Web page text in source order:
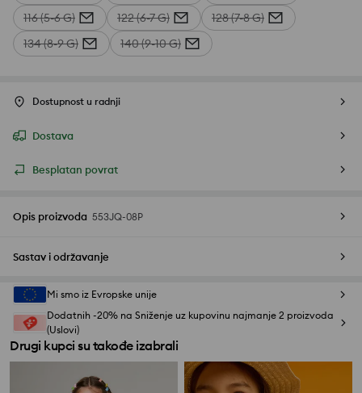
116 (5-6 G)
122 (6-7 G)
128 (7-8 G)
134 (8-9 G)
140 (9-10 G)
Dostupnost u radnji
Dostava
Besplatan povrat
Opis proizvoda 553JQ-08P
Sastav i održavanje
Mi smo iz Evropske unije
Dodatnih -20% na Sniženje uz kupovinu najmanje 2 proizvoda
(Uslovi)
Drugi kupci su takođe izabrali